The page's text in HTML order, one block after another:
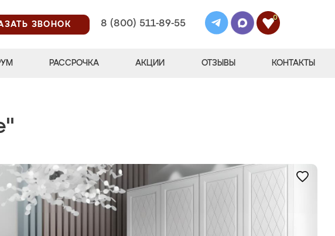
ЗВОНОК
8 (800) 511-89-55
0
РАССРОЧКА АКЦИИ ОТЗЫВЫ КОНТАКТЫ